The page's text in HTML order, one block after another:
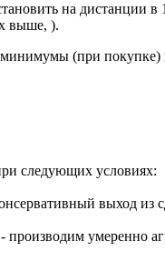
на дистанции в
выше, ).
минимумы (при
следующих условиях:
выход из
умеренно